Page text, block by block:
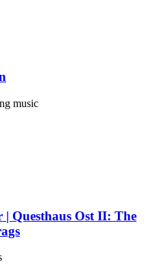
music
| Questhaus Ost II: The